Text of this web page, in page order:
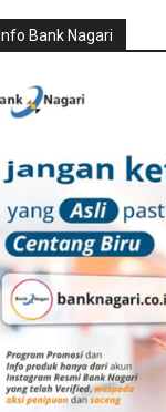
Info Bank Nagari